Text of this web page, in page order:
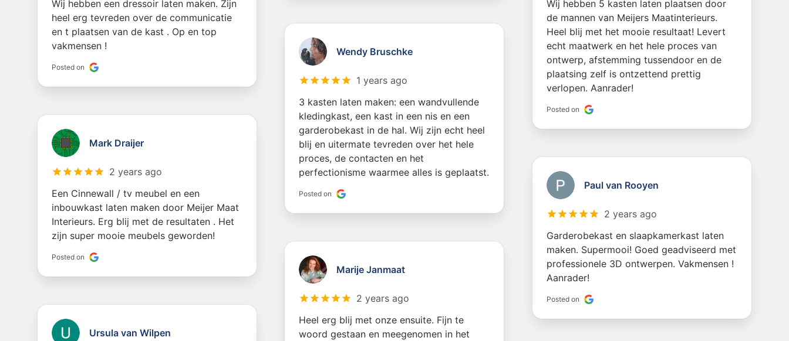
Wij hebben een dressoir laten maken. Zijn
heel erg tevreden over de communicatie
en t plaatsen van de kast . Op en top
vakmensen !
Posted on
Wij hebben 5 kasten laten plaatsen door
de mannen van Meijers Maatinterieurs.
Heel blij met het mooie resultaat! Levert
echt maatwerk en het hele proces van
ontwerp, afstemming tussendoor en de
plaatsing zelf is ontzettend prettig
verlopen. Aanrader!
Posted on
Wendy Bruschke
1 years ago
3 kasten laten maken: een wandvullende
kledingkast, een kast in een nis en een
garderobekast in de hal. Wij zijn echt heel
blij en uitermate tevreden over het hele
proces, de contacten en het
perfectionisme waarmee alles is geplaatst.
Posted on
Mark Draijer
2 years ago
Een Cinnewall / tv meubel en een
inbouwkast laten maken door Meijer Maat
Interieurs. Erg blij met de resultaten . Het
zijn super mooie meubels geworden!
Posted on
Paul van Rooyen
2 years ago
Garderobekast en slaapkamerkast laten
maken. Supermooi! Goed geadviseerd met
professionele 3D ontwerpen. Vakmensen !
Aanrader!
Posted on
Marije Janmaat
2 years ago
Heel erg blij met onze ensuite. Fijn te
woord gestaan en meegenomen in het
Ursula van Wilpen